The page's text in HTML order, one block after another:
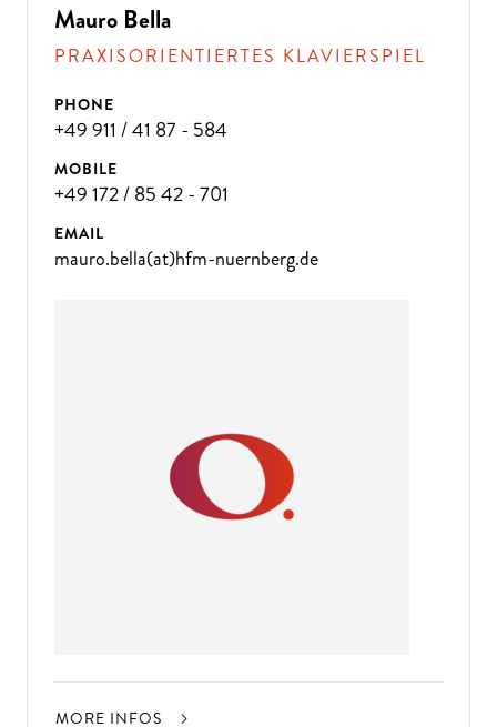
Mauro Bella
PRAXISORIENTIERTES KLAVIERSPIEL
PHONE
+49 911 / 41 87 - 584
MOBILE
+49 172 / 85 42 - 701
EMAIL
mauro.bella(at)hfm-nuernberg.de
MORE INFOS